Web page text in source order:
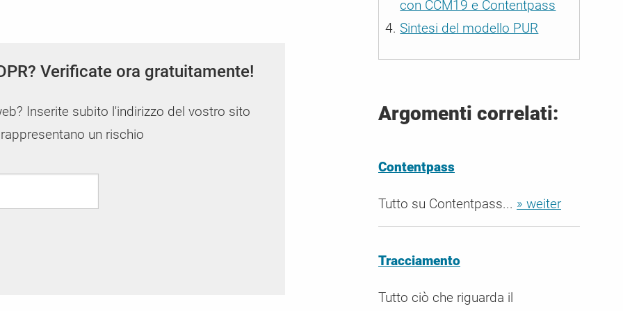
Verificate ora gratuitamente!
Inserite subito l'indirizzo del vostro sito
un rischio
con CCM19 e Contentpass
Sintesi del modello PUR
Argomenti correlati:
Contentpass
Tutto su Contentpass... » weiter
Tracciamento
Tutto ciò che riguarda il